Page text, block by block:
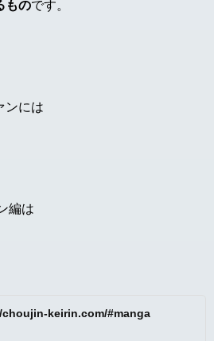
ものです。
ンには
編は
keirin.com/#manga